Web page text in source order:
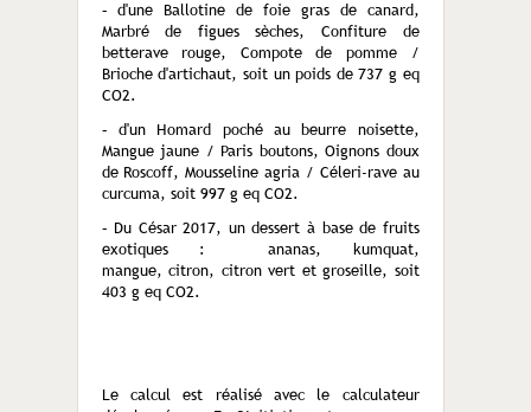
– d'une Ballotine de foie gras de canard,
Marbré de figues sèches, Confiture de
betterave rouge, Compote de pomme /
Brioche d'artichaut, soit un poids de 737 g eq
CO2.
– d'un Homard poché au beurre noisette,
Mangue jaune / Paris boutons, Oignons doux
de Roscoff, Mousseline agria / Céleri-rave au
curcuma, soit 997 g eq CO2.
– Du César 2017, un dessert à base de fruits
exotiques : ananas, kumquat,
mangue, citron, citron vert et groseille, soit
403 g eq CO2.
Le calcul est réalisé avec le calculateur